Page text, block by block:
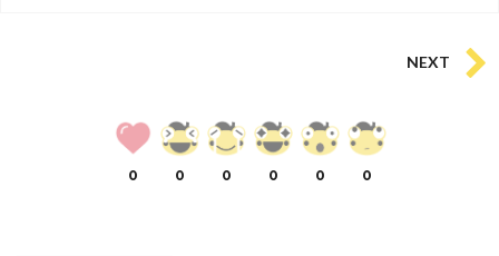
NEXT
0 0 0 0 0 0